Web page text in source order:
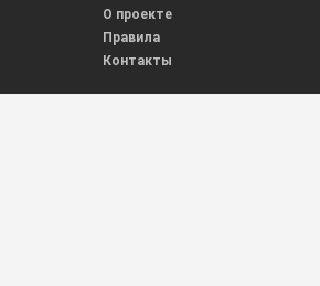
О проекте
Правила
Контакты